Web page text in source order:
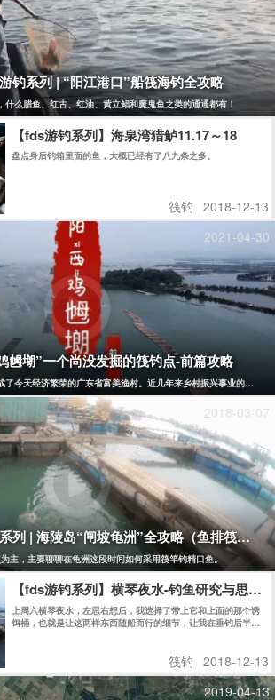
钓系列 | “阳江港口”船筏海钓全攻略
什么腊鱼、红古、红油、黄立鲳和魔鬼鱼之类的通通都有！
【fds游钓系列】海泉湾猎鲈11.17～18
盘点身后钓箱里面的鱼，大概已经有了八九条之多。
筏钓 2018-12-13
2021-04-30
乸㙟”一个尚没发掘的筏钓点-前篇攻略
了今天经济繁荣的广东省富美渔村。近几年来乡村振兴事业的发展
2018-03-07
列 | 海陵岛“闸坡龟洲”全攻略（鱼排筏钓）
主，主要聊聊在龟洲这段时间如何采用筏竿钓精口鱼。
【fds游钓系列】横琴夜水-钓鱼研究与思考
上周六横琴夜水，左思右想后，我选择了带上它和上面的那个诱
饵桶，也就是让这两样东西随船而行的细节，让我在垂钓后半
筏钓 2018-12-13
2019-04-13